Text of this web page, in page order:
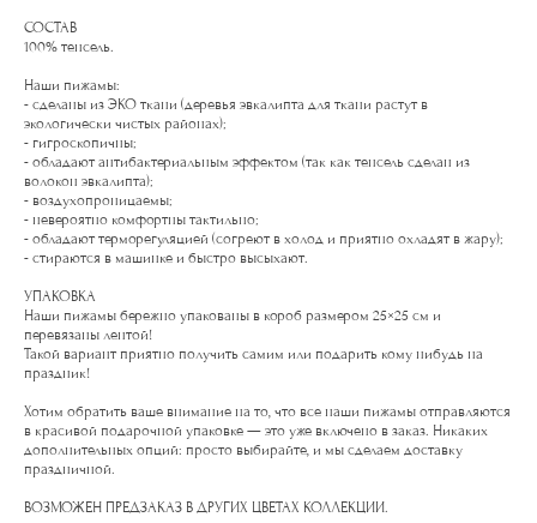
СОСТАВ
100% тенсель.
Наши пижамы:
- сделаны из ЭКО ткани (деревья эвкалипта для ткани растут в
экологически чистых районах);
- гигроскопичны;
- обладают антибактериальным эффектом (так как тенсель сделан из
волокон эвкалипта);
- воздухопроницаемы;
- невероятно комфортны тактильно;
- обладают терморегуляцией (согреют в холод и приятно охладят в жару);
- стираются в машинке и быстро высыхают.
УПАКОВКА
Наши пижамы бережно упакованы в короб размером 25×25 см и
перевязаны лентой!
Такой вариант приятно получить самим или подарить кому нибудь на
праздник!
Хотим обратить ваше внимание на то, что все наши пижамы отправляются
в красивой подарочной упаковке — это уже включено в заказ. Никаких
дополнительных опций: просто выбирайте, и мы сделаем доставку
праздничной.
ВОЗМОЖЕН ПРЕДЗАКАЗ В ДРУГИХ ЦВЕТАХ КОЛЛЕКЦИИ.